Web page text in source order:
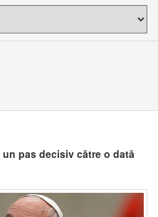
pas decisiv către o dată